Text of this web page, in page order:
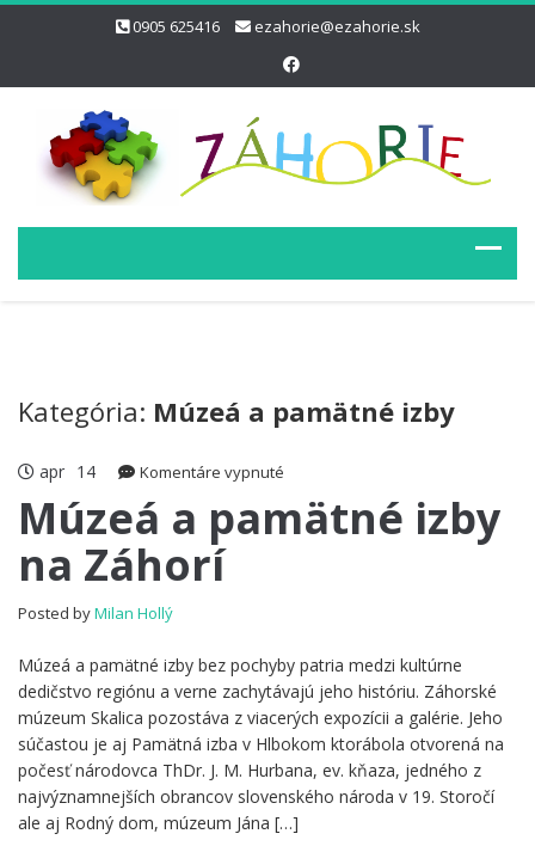
0905 625416 ezahorie@ezahorie.sk
Kategória: Múzeá a pamätné izby
apr 14 Komentáre vypnuté
a
Múzeá a pamätné izby
na Záhorí
Posted byMilan Hollý
Múzeá a pamätné izby bez pochyby patria medzi kultúrne
dedičstvo regiónu a verne zachytávajú jeho históriu. Záhorské
múzeum Skalica pozostáva z viacerých expozícii a galérie. Jeho
súčastou je aj Pamätná izba v Hlbokom ktorábola otvorená na
počesť národovca ThDr. J. M. Hurbana, ev. kňaza, jedného z
najvýznamnejších obrancov slovenského národa v 19. Storočí
ale aj Rodný dom, múzeum Jána […]